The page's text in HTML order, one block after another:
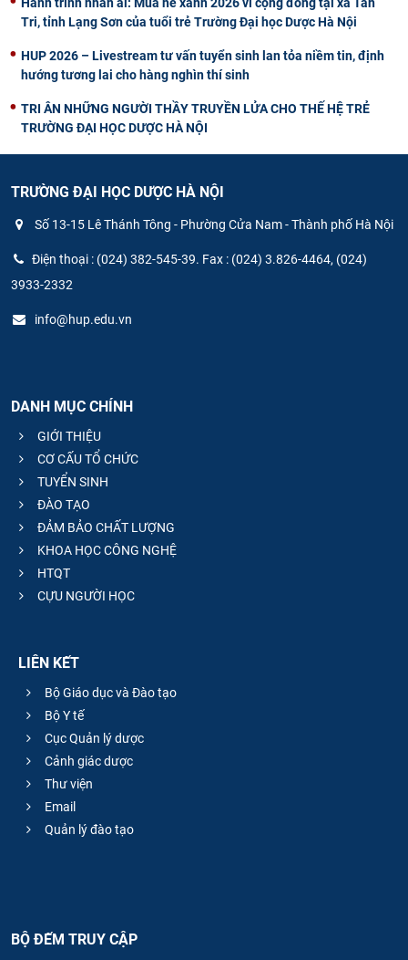
Tri, tỉnh Lạng Sơn của tuổi trẻ Trường Đại học Dược Hà Nội
HUP 2026 – Livestream tư vấn tuyển sinh lan tỏa niềm tin, định
hướng tương lai cho hàng nghìn thí sinh
TRI ÂN NHỮNG NGƯỜI THẦY TRUYỀN LỬA CHO THẾ HỆ TRẺ
TRƯỜNG ĐẠI HỌC DƯỢC HÀ NỘI
TRƯỜNG ĐẠI HỌC DƯỢC HÀ NỘI
Số 13-15 Lê Thánh Tông - Phường Cửa Nam - Thành phố Hà Nội
Điện thoại : (024) 382-545-39. Fax : (024) 3.826-4464, (024)
3933-2332
info@hup.edu.vn
DANH MỤC CHÍNH
GIỚI THIỆU
CƠ CẤU TỔ CHỨC
TUYỂN SINH
ĐÀO TẠO
ĐẢM BẢO CHẤT LƯỢNG
KHOA HỌC CÔNG NGHỆ
HTQT
CỰU NGƯỜI HỌC
LIÊN KẾT
Bộ Giáo dục và Đào tạo
Bộ Y tế
Cục Quản lý dược
Cảnh giác dược
Thư viện
Email
Quản lý đào tạo
BỘ ĐẾM TRUY CẬP